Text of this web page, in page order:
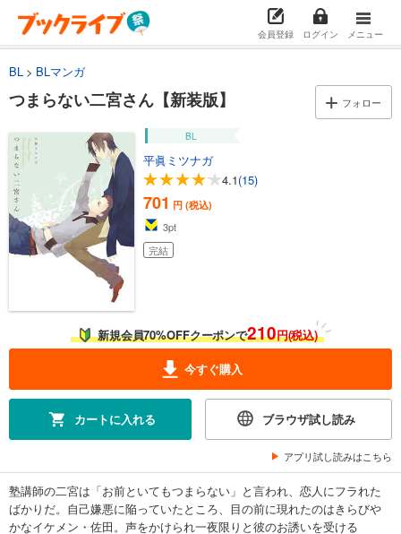
会員登録 ログイン メニュー
BL BLマンガ
つまらない二宮さん【新装版】 フォロー
BL
平眞ミツナガ
4.1(15)
701 円 (税込)
3pt
完結
新規会員70%OFFクーポンで210円(税込)
今すぐ購入
カートに入れる ブラウザ試し読み
アプリ試し読みはこちら
塾講師の二宮は「お前といてもつまらない」と言われ、恋人にフラれた
ばかりだ。自己嫌悪に陥っていたところ、目の前に現れたのはきらびや
かなイケメン・佐田。声をかけられ一夜限りと彼のお誘いを受ける